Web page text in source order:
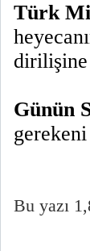
Türk
dirilişine
Günün
Bu yazı